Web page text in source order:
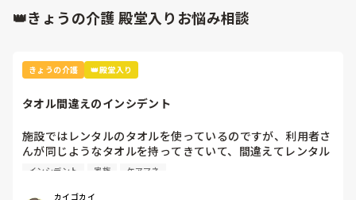
👑きょうの介護 殿堂入りお悩み相談
きょうの介護 👑殿堂入り
タオル間違えのインシデント
施設ではレンタルのタオルを使っているのですが、利用者さ
んが同じようなタオルを持ってきていて、間違えてレンタル
業者に出してしまいました。
本人と家族とケアマネとレンタル業者に謝罪して、インシデ
インシデント 家族 ケアマネ
カイゴカイ